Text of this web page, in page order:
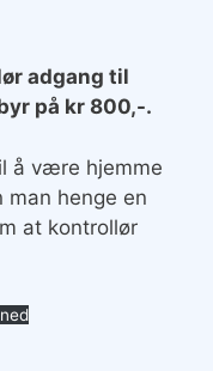
adgang til
på kr 800,-.
å være hjemme
man henge en
at kontrollør